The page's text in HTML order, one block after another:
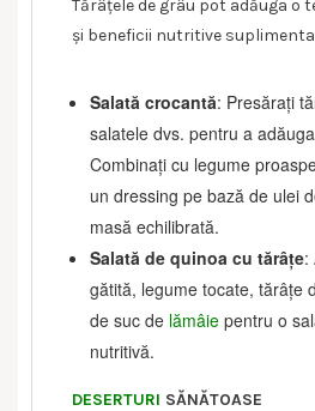
Tărâțele de grâu pot adăuga o
și beneficii nutritive
Salată crocantă: Presărați
salatele dvs. pentru a
Combinați cu legume
un dressing pe bază de ulei
masă echilibrată.
Salată de quinoa cu tărâțe:
gătită, legume tocate, tărâțe
de suc de lămâie pentru o
nutritivă.
DESERTURI SĂNĂTOASE